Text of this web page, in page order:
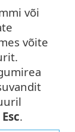
või
võite
Esc.